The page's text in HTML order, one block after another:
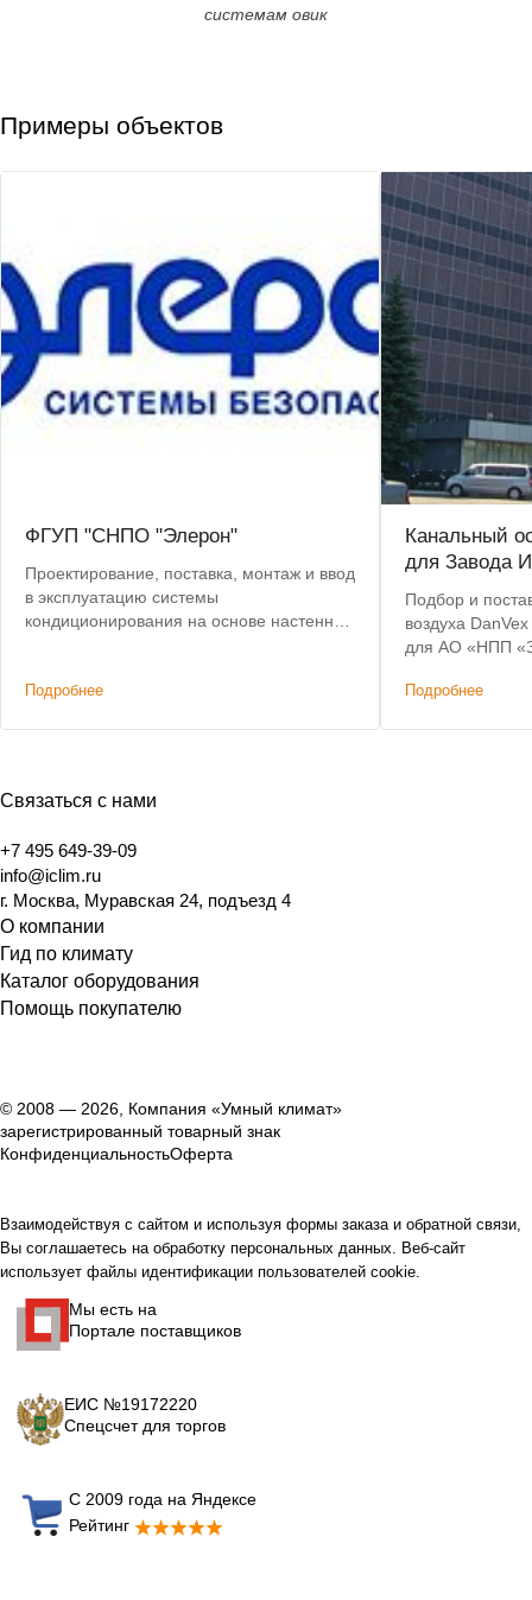
системам овик
Примеры объектов
ФГУП "СНПО "Элерон"
Проектирование, поставка, монтаж и ввод
в эксплуатацию системы
кондиционирования на основе настенных
Подробнее
Канальный
для Завода
Подбор и
воздуха
для АО «НПП
Бесплатная
Подробнее
Связаться с нами
+7 495 649-39-09
info@iclim.ru
г. Москва, Муравская 24, подъезд 4
О компании
Гид по климату
Каталог оборудования
Помощь покупателю
© 2008 — 2026, Компания «Умный климат»
зарегистрированный товарный знак
КонфиденциальностьОферта
Взаимодействуя с сайтом и используя формы заказа и обратной связи,
Вы соглашаетесь на обработку персональных данных. Веб-сайт
использует файлы идентификации пользователей cookie.
Мы есть на
Портале поставщиков
ЕИС №19172220
Спецсчет для торгов
С 2009 года на Яндексе
Рейтинг